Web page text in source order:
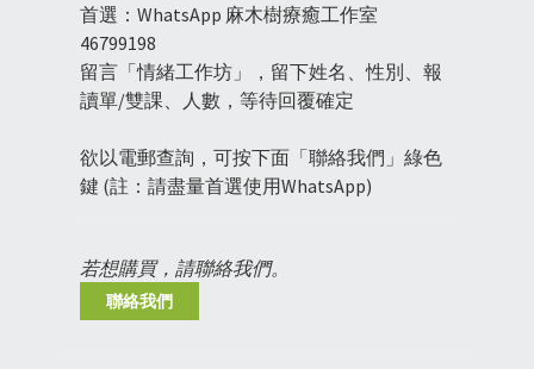
首選：WhatsApp 麻木樹療癒工作室
46799198
留言「情緒工作坊」，留下姓名、性別、報
讀單/雙課、人數，等待回覆確定
欲以電郵查詢，可按下面「聯絡我們」綠色
鍵 (註：請盡量首選使用WhatsApp)
若想購買，請聯絡我們。
聯絡我們